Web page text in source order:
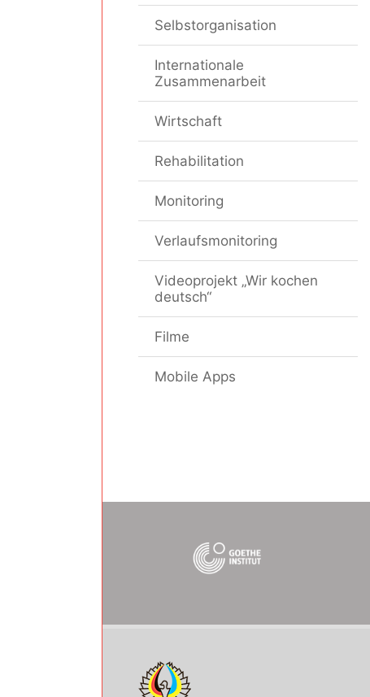
Selbstorganisation
Internationale
Zusammenarbeit
Wirtschaft
Rehabilitation
Monitoring
Verlaufsmonitoring
Videoprojekt „Wir kochen
deutsch“
Filme
Mobile Apps